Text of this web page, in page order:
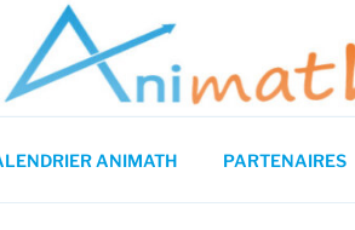
ANIMATH PARTENAIRES